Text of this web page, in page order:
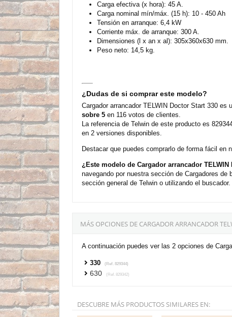
Carga efectiva (x hora): 45 A.
Carga nominal mín/máx. (15 h): 10 - 450 Ah
Tensión en arranque: 6,4 kW
Corriente máx. de arranque: 300 A.
Dimensiones (l x an x al): 305x360x630 mm.
Peso neto: 14,5 kg.
¿Dudas de si comprar este modelo?
Cargador arrancador TELWIN Doctor Start 330
sobre 5 en 116 votos de clientes.
La referencia de Telwin de este producto es
en 2 versiones disponibles.
Destacar que puedes comprarlo de forma fácil
¿Este modelo de Cargador arrancador
navegando por nuestra sección de Cargadores
sección general de Telwin o utilizando el buscador.
MÁS OPCIONES DE CARGADOR ARRANCADOR
A continuación puedes ver las 2 opciones de
330 (Ref. 829344)
630 (Ref. 829342)
DESCUBRE MÁS PRODUCTOS SIMILARES EN: